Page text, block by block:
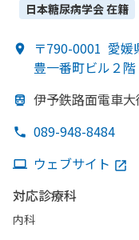
日本糖尿病学会在籍
〒790-0001 愛媛
豊一番町ビル２階
伊予鉄路面電車大
089-948-8484
ウェブサイト
対応診療科
内科